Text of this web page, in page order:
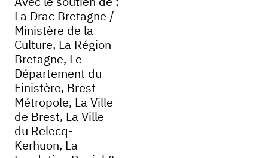
La Drac Bretagne /
Ministère de la
Culture, La Région
Bretagne, Le
Département du
Finistère, Brest
Métropole, La Ville
de Brest, La Ville
du Relecq-
Kerhuon, La